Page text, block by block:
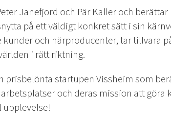
Janefjord och Pär Kaller och
på ett väldigt konkret sätt i sin
och närproducenter, tar tillvara
i rätt riktning.
prisbelönta startupen Vissheim som
och deras mission att